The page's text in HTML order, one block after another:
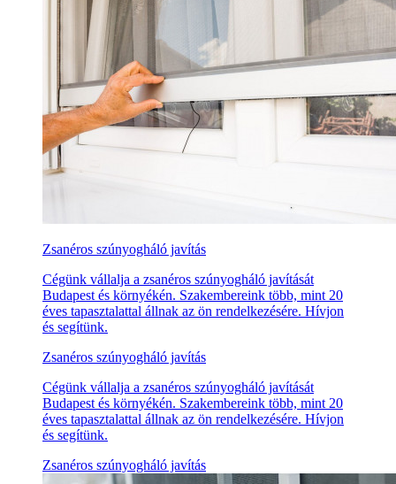
Zsanéros szúnyogháló javítás
Cégünk vállalja a zsanéros szúnyogháló javítását
Budapest és környékén. Szakembereink több, mint 20
éves tapasztalattal állnak az ön rendelkezésére. Hívjon
és segítünk.
Zsanéros szúnyogháló javítás
Cégünk vállalja a zsanéros szúnyogháló javítását
Budapest és környékén. Szakembereink több, mint 20
éves tapasztalattal állnak az ön rendelkezésére. Hívjon
és segítünk.
Zsanéros szúnyogháló javítás